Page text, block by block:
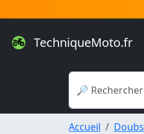
TechniqueMoto.fr
Accueil Doubs